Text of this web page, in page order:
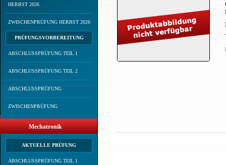
HERBST 2026
ZWISCHENPRÜFUNG HERBST 2026
PRÜFUNGSVORBEREITUNG
ABSCHLUSSPRÜFUNG TEIL 1
ABSCHLUSSPRÜFUNG TEIL 2
ABSCHLUSSPRÜFUNG
ZWISCHENPRÜFUNG
Mechatronik
AKTUELLE PRÜFUNG
ABSCHLUSSPRÜFUNG TEIL 1